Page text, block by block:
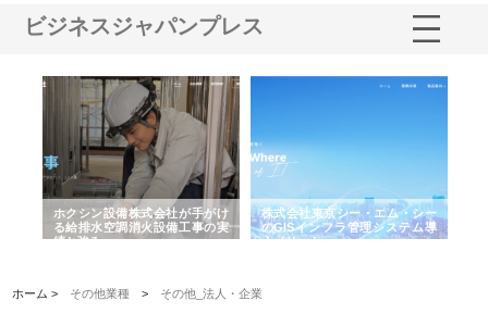
ビジネスジャパンプレス
ホクシン設備株式会社が手がけ
る給排水空調消火設備工事の実
績と強み
株式会社東京シー・エム・シー
のGISインフラ管理システム導
入メリット
ホーム > その他業種 > その他_法人・企業